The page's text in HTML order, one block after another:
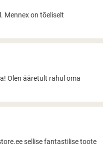
Mennex on tõeliselt
Olen ääretult rahul oma
sellise fantastilise toote